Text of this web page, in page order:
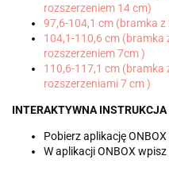
rozszerzeniem 14 cm)
97,6-104,1 cm (bramka
104,1-110,6 cm (bramka
rozszerzeniem 7cm )
110,6-117,1 cm (bramka
rozszerzeniami 7 cm )
INTERAKTYWNA
Pobierz aplikację
W aplikacji ONBOX wpisz